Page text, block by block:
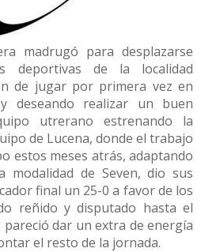
madrugó para desplazarse
deportivas de la localidad
de jugar por primera vez en
deseando realizar un buen
utrerano estrenando la
de Lucena, donde el trabajo
estos meses atrás, adaptando
modalidad de Seven, dio sus
final un 25-0 a favor de los
reñido y disputado hasta el
pareció dar un extra de energía
el resto de la jornada.